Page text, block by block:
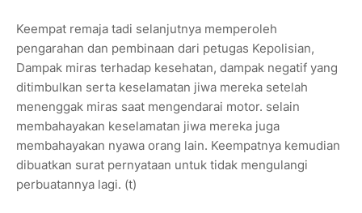
Keempat remaja tadi selanjutnya memperoleh
pengarahan dan pembinaan dari petugas Kepolisian,
Dampak miras terhadap kesehatan, dampak negatif yang
ditimbulkan serta keselamatan jiwa mereka setelah
menenggak miras saat mengendarai motor. selain
membahayakan keselamatan jiwa mereka juga
membahayakan nyawa orang lain. Keempatnya kemudian
dibuatkan surat pernyataan untuk tidak mengulangi
perbuatannya lagi. (t)